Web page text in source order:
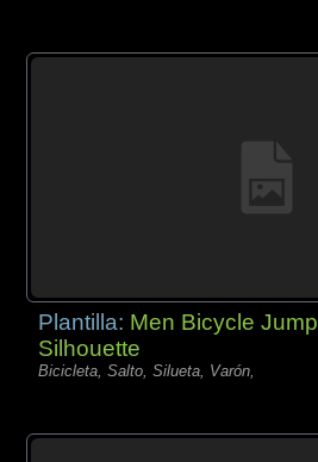
Plantilla: Men Bicycle Jump
Silhouette
Bicicleta, Salto, Silueta, Varón,